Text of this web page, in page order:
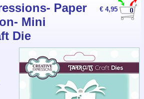
€ 4,95
Paper
Mini
Die